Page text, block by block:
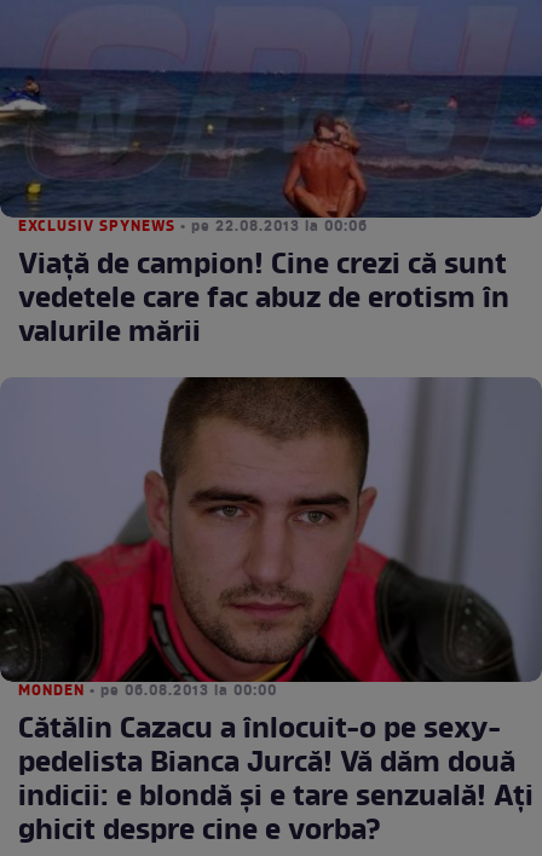
EXCLUSIV SPYNEWS • pe 22.08.2013 la 00:06
Viaţă de campion! Cine crezi că sunt
vedetele care fac abuz de erotism în
valurile mării
MONDEN • pe 06.08.2013 la 00:00
Cătălin Cazacu a înlocuit-o pe sexy-
pedelista Bianca Jurcă! Vă dăm două
indicii: e blondă şi e tare senzuală! Aţi
ghicit despre cine e vorba?